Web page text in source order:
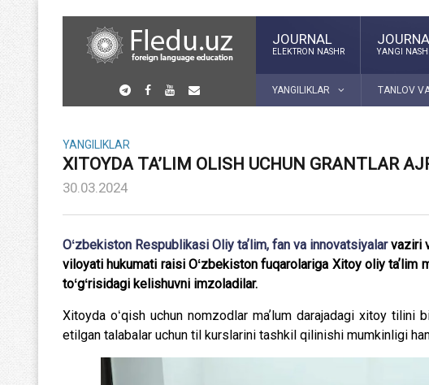
JOURNAL
ELEKTRON NASHR YANGI
YANGILIKLAR TANLOV
YANGILIKLAR
XITOYDA TA’LIM OLISH UCHUN GRANTLAR
30.03.2024
Oʻzbekiston Respublikasi Oliy taʼlim, fan va innovatsiyalarvaziri
viloyati hukumati raisi Oʻzbekiston fuqarolariga Xitoy oliy taʼlim
toʻgʻrisidagi kelishuvni imzoladilar.
Xitoyda oʻqish uchun nomzodlar maʼlum darajadagi xitoy
etilgan talabalar uchun til kurslarini tashkil qilinishi mumkinligi